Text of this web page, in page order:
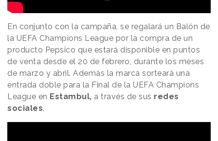
En conjunto con la campaña, se regalará un Balón de
la UEFA Champions League por la compra de un
producto Pepsico que estará disponible en puntos
de venta desde el 20 de febrero, durante los meses
de marzo y abril. Además la marca sorteará una
entrada doble para la Final de la UEFA Champions
League en Estambul, a través de sus redes
sociales.